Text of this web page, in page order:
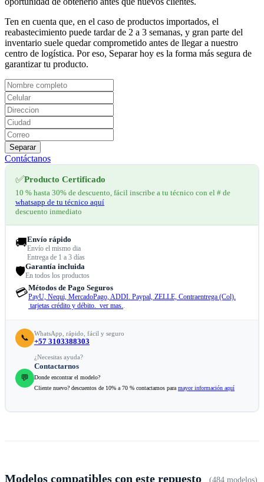
Ten en cuenta que, en el caso de productos importados, el
reabastecimiento puede tardar de 2 a 3 semanas, y gran parte del
inventario suele quedar comprometido antes de llegar a nuestro
centro de logística. Por eso, Separar hoy es la forma más segura de
garantizar tu producto.
Separar
Contáctanos
✅Producto Certificado
10 % hasta 30% de descuento, fácil inscribe a tu técnico con el # de
whatsapp de tu técnico aquí
descuento inmediato
🚚Envío rápido
Envío el mismo dia
Entrega de 1 a 3 días
🛡️Garantía incluida
En todos los productos
💳Métodos de Pago Seguros
PayU, Nequi, MercadoPago, ADDI. Paypal, ZELLE, Contraentrega (Col).
tarjetas crédito y débito. ver mas..
📞 WhatsApp, rápido, fácil y seguro
+57 3103388303
💬
¿Necesitas ayuda?
Contactarnos
Donde encontrar el modelo?
Cliente nuevo? descuentos de 10% a 70 % contactamos para mayor información aquí
Modelos compatibles con este repuesto (484 modelos)